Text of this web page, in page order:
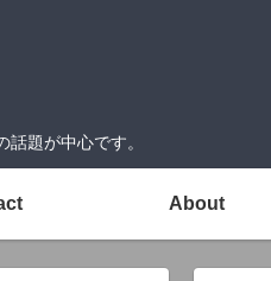
題が中心です。
About